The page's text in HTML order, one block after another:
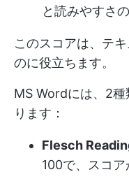
と読みやすさ
このスコアは、テ
のに役立ちます。
MS Wordには、2
ります：
Flesch
100で、スコ